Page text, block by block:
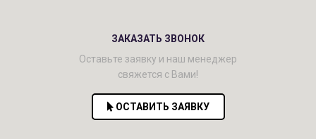
ЗАКАЗАТЬ ЗВОНОК
Оставьте заявку и наш менеджер
свяжется с Вами!
ОСТАВИТЬ ЗАЯВКУ